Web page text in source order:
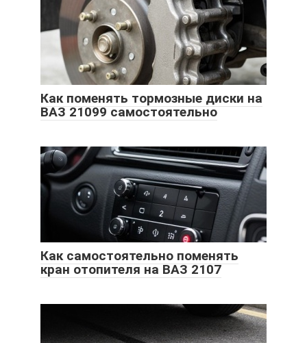
Как поменять тормозные диски на
ВАЗ 21099 самостоятельно
Как самостоятельно поменять
кран отопителя на ВАЗ 2107